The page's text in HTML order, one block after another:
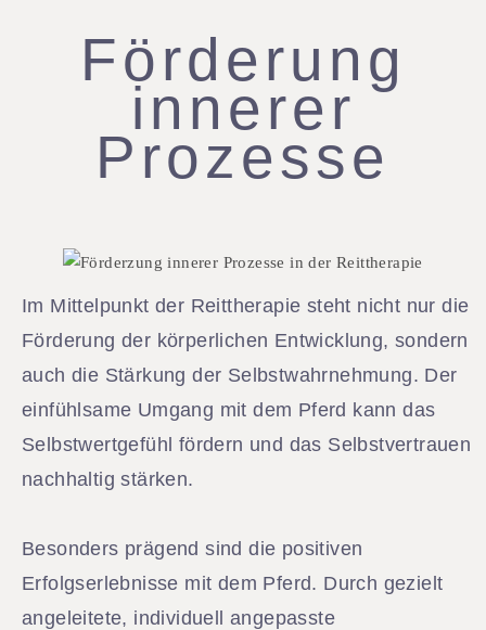
Förderung
innerer
Prozesse​
Im Mittelpunkt der Reittherapie steht nicht nur die
Förderung der körperlichen Entwicklung, sondern
auch die Stärkung der Selbstwahrnehmung. Der
einfühlsame Umgang mit dem Pferd kann das
Selbstwertgefühl fördern und das Selbstvertrauen
nachhaltig stärken.
Besonders prägend sind die positiven
Erfolgserlebnisse mit dem Pferd. Durch gezielt
angeleitete, individuell angepasste